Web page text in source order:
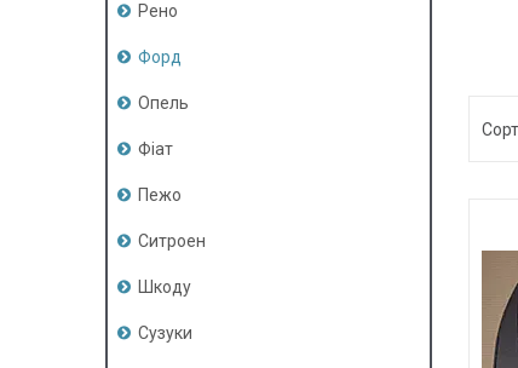
Рено
Форд
Опель
Фіат
Пежо
Ситроен
Шкоду
Сузуки